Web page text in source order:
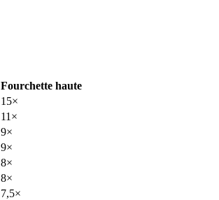
Fourchette haute
15×
11×
9×
9×
8×
8×
7,5×